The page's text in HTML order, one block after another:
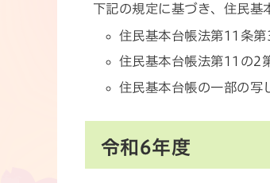
下記の規定に基づき、住民基
住民基本台帳法第11条第
住民基本台帳法第11の2
住民基本台帳の一部の写
令和6年度